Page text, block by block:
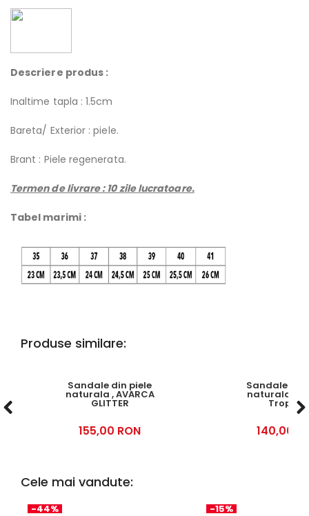
Descriere produs :
Inaltime tapla : 1.5cm
Bareta/ Exterior : piele.
Brant : Piele regenerata.
Termen de livrare : 10 zile lucratoare.
Tabel marimi :
Produse similare:
Sandale din piele
naturala , AVARCA
GLITTER
155,00 RON
Sandale din
naturala,
Tropical
140,00
Cele mai vandute:
-44%
-15%